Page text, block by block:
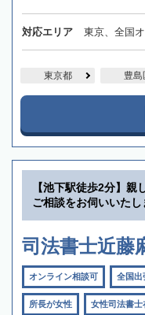
対応エリア 東京、全国
東京都 豊島
【池下駅徒歩2分】
ご相談をお伺いいたし
司法書士近藤
オンライン相談可 全国出
所長が女性 女性司法書士